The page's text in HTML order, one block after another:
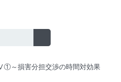
～損害分担交渉の時間対効果